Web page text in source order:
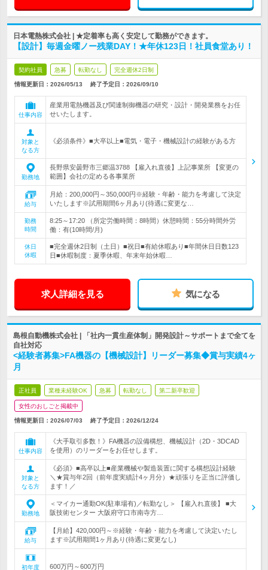
日本電熱株式会社 | ★定着率も高く安定して勤務ができます。
【設計】毎週金曜ノー残業DAY！★年休123日！社員食堂あり！
契約社員 急募 転勤なし 完全週休2日制
情報更新日：2026/05/13 終了予定日： 2026/09/10
仕事内容
産業用電熱機器及び関連制御機器の研究・設計・開発業務をお任
せいたします。
対象と
なる方
《必須条件》■大卒以上■電気・電子・機械設計の経験がある方
勤務地
長野県安曇野市三郷温3788 【雇入れ直後】上記事業所 【変更の
範囲】会社の定める各事業所
給与
月給：200,000円～350,000円※経験・年齢・能力を考慮して決定
いたします※試用期間6ヶ月あり(待遇に変更な…
勤務
時間
8:25～17:20 （所定労働時間：8時間）休憩時間：55分時間外労
働：有(10時間/月)
休日
休暇
■完全週休2日制（土日）■祝日■有給休暇あり■年間休日日数123
日■休暇制度：夏季休暇、年末年始休暇…
求人詳細を見る 気になる
島根自動機株式会社 | 「社内一貫生産体制」開発設計～サポートまで全てを
自社対応
<経験者募集>FA機器の【機械設計】リーダー募集◆賞与実績4ヶ
月
正社員 業種未経験OK 急募 転勤なし 第二新卒歓迎
女性のおしごと掲載中
情報更新日：2026/07/03 終了予定日： 2026/12/24
仕事内容
《大手取引多数！》FA機器の設備構想、機械設計（2D・3DCAD
を使用）のリーダーをお任せします。
対象と
なる方
《必須》■高卒以上■産業機械や製造装置に関する構想設計経験
＼★賞与年2回（前年度実績計4ヶ月分）★頑張りを正当に評価し
ます！／
勤務地
＜マイカー通勤OK(駐車場有)／転勤なし＞ 【雇入れ直後】 ■大
阪技術センター 大阪府守口市南寺方…
給与
【月給】420,000円～※経験・年齢・能力を考慮して決定いたし
ます※試用期間1ヶ月あり(待遇に変更なし)
初年度
600万円～600万円